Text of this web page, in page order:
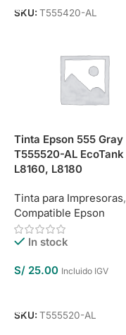
SKU: T555420-AL
Tinta Epson 555 Gray
T555520-AL EcoTank
L8160, L8180
Tinta para Impresoras,
Compatible Epson
In stock
S/ 25.00 Incluido IGV
SKU: T555520-AL